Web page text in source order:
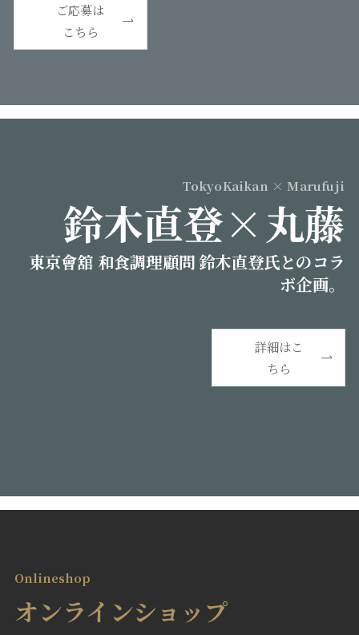
ご応募は
こちら
TokyoKaikan × Marufuji
鈴木直登×丸藤
東京會舘 和食調理顧問 鈴木直登氏とのコラ
ボ企画。
詳細はこ
ちら
Onlineshop
オンラインショップ